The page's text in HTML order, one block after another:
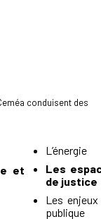
conduisent des
et
L’énergie
Les
de justice
Les
publique